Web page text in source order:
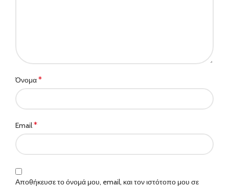
Όνομα*
Email*
Αποθήκευσε το όνομά μου, email, και τον ιστότοπο μου σε